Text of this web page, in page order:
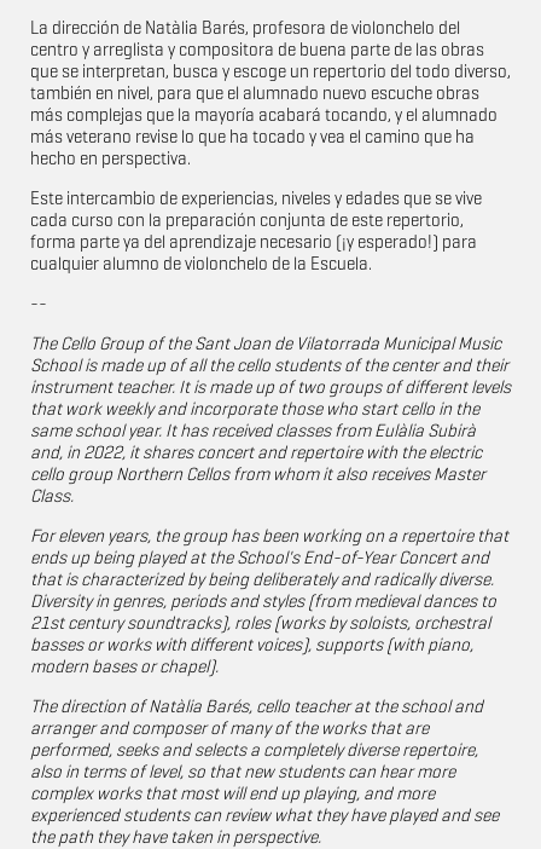
La dirección de Natàlia Barés, profesora de violonchelo del
centro y arreglista y compositora de buena parte de las obras
que se interpretan, busca y escoge un repertorio del todo diverso,
también en nivel, para que el alumnado nuevo escuche obras
más complejas que la mayoría acabará tocando, y el alumnado
más veterano revise lo que ha tocado y vea el camino que ha
hecho en perspectiva.
Este intercambio de experiencias, niveles y edades que se vive
cada curso con la preparación conjunta de este repertorio,
forma parte ya del aprendizaje necesario (¡y esperado!) para
cualquier alumno de violonchelo de la Escuela.
--
The Cello Group of the Sant Joan de Vilatorrada Municipal Music
School is made up of all the cello students of the center and their
instrument teacher. It is made up of two groups of different levels
that work weekly and incorporate those who start cello in the
same school year. It has received classes from Eulàlia Subirà
and, in 2022, it shares concert and repertoire with the electric
cello group Northern Cellos from whom it also receives Master
Class.
For eleven years, the group has been working on a repertoire that
ends up being played at the School's End-of-Year Concert and
that is characterized by being deliberately and radically diverse.
Diversity in genres, periods and styles (from medieval dances to
21st century soundtracks), roles (works by soloists, orchestral
basses or works with different voices), supports (with piano,
modern bases or chapel).
The direction of Natàlia Barés, cello teacher at the school and
arranger and composer of many of the works that are
performed, seeks and selects a completely diverse repertoire,
also in terms of level, so that new students can hear more
complex works that most will end up playing, and more
experienced students can review what they have played and see
the path they have taken in perspective.